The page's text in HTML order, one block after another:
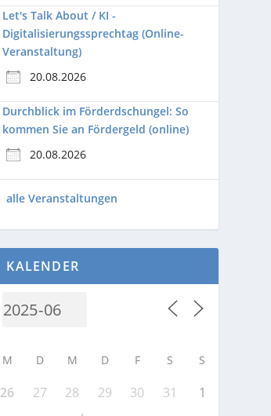
Let's Talk About / KI -
Digitalisierungssprechtag (Online-
Veranstaltung)
20.08.2026
Durchblick im Förderdschungel: So
kommen Sie an Fördergeld (online)
20.08.2026
alle Veranstaltungen
KALENDER
M D M D F S S
26 27 28 29 30 31
1